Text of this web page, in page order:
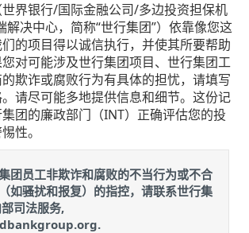
界银行/国际金融公司/多边投资担保机
决中心，简称“世行集团”）依靠像您这
的项目得以诚信执行，并使其所要帮助
对可能涉及世行集团项目、世行集团工
欺诈或腐败行为有具体的担忧，请填写
请尽可能多地提供信息和细节。这份记
团的廉政部门（INT）正确评估您的投
性。
团员工非欺诈和腐败的不当行为或不合
如骚扰和报复）的指控，请联系世行集
司法服务,